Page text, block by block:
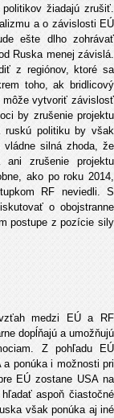
žiadajú zrušiť.
a o závislosti EÚ
ešte dlho zohrávať
Ruska menej závislá.
z regiónov, ktoré sa
toho, ak bridlicový
vytvoriť závislosť
by zrušenie projektu
ruskú politiku by však
vládne silná zhoda, že
ani zrušenie projektu
ako po roku 2014,
RF neviedli. S
o obojstranne
postupe z pozície sily
vzťah medzi EÚ a RF
dopĺňajú a umožňujú
Z pohľadu EÚ
ponúka i možnosti pri
EÚ zostane USA na
aspoň čiastočné
však ponúka aj iné